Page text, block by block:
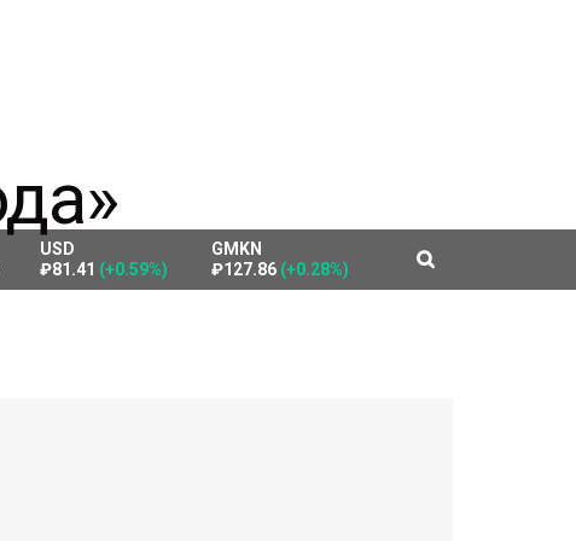
USD
₽81.41 (+0.59%)
GMKN
₽127.86 (+0.28%)